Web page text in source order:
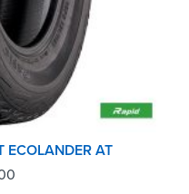
ECOLANDER AT